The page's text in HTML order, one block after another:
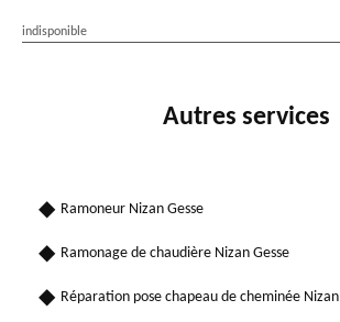
indisponible
Autres services
Ramoneur Nizan Gesse
Ramonage de chaudière Nizan Gesse
Réparation pose chapeau de cheminée Nizan